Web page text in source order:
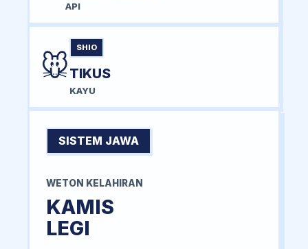
API
🐭
SHIO
TIKUS
KAYU
SISTEM JAWA
WETON KELAHIRAN
KAMIS
LEGI